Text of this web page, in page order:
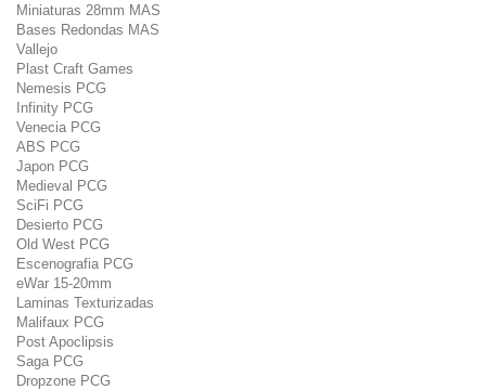
Miniaturas 28mm MAS
Bases Redondas MAS
Vallejo
Plast Craft Games
Nemesis PCG
Infinity PCG
Venecia PCG
ABS PCG
Japon PCG
Medieval PCG
SciFi PCG
Desierto PCG
Old West PCG
Escenografia PCG
eWar 15-20mm
Laminas Texturizadas
Malifaux PCG
Post Apoclipsis
Saga PCG
Dropzone PCG